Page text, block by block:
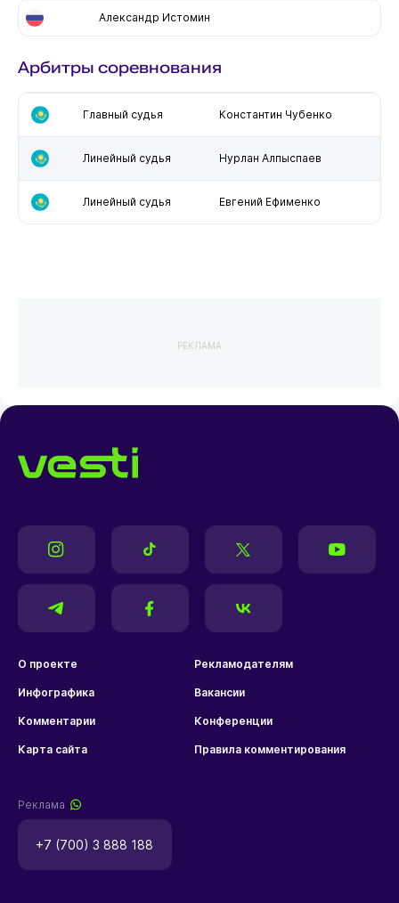
Александр Истомин
Арбитры соревнования
Главный судья Константин Чубенко
Линейный судья Нурлан Алпыспаев
Линейный судья Евгений Ефименко
РЕКЛАМА
О проекте Рекламодателям
Инфографика Вакансии
Комментарии Конференции
Карта сайта Правила комментирования
Реклама
+7 (700) 3 888 188